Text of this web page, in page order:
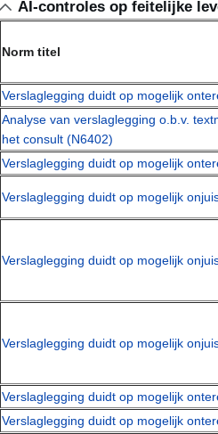
AI-controles op feitelijke
Norm titel
Verslaglegging duidt op mogelijk
Analyse van verslaglegging o.b.v.
het consult (N6402)
Verslaglegging duidt op mogelijk
Verslaglegging duidt op mogelijk
Verslaglegging duidt op mogelijk
Verslaglegging duidt op mogelijk
Verslaglegging duidt op mogelijk
Verslaglegging duidt op mogelijk